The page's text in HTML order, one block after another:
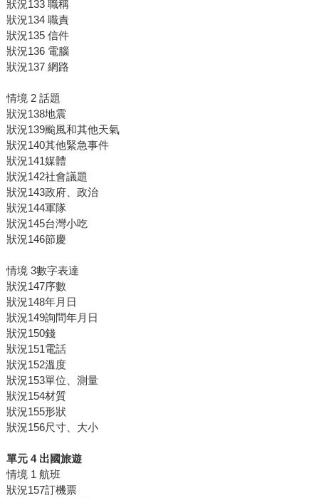
狀況133 職稱
狀況134 職責
狀況135 信件
狀況136 電腦
狀況137 網路
情境 2 話題
狀況138地震
狀況139颱風和其他天氣
狀況140其他緊急事件
狀況141媒體
狀況142社會議題
狀況143政府、政治
狀況144軍隊
狀況145台灣小吃
狀況146節慶
情境 3數字表達
狀況147序數
狀況148年月日
狀況149詢問年月日
狀況150錢
狀況151電話
狀況152溫度
狀況153單位、測量
狀況154材質
狀況155形狀
狀況156尺寸、大小
單元 4 出國旅遊
情境 1 航班
狀況157訂機票